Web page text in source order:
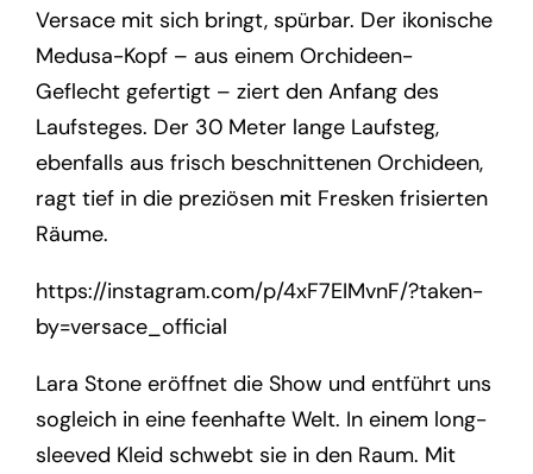
Versace mit sich bringt, spürbar. Der ikonische
Medusa-Kopf – aus einem Orchideen-
Geflecht gefertigt – ziert den Anfang des
Laufsteges. Der 30 Meter lange Laufsteg,
ebenfalls aus frisch beschnittenen Orchideen,
ragt tief in die preziösen mit Fresken frisierten
Räume.
https://instagram.com/p/4xF7EIMvnF/?taken-
by=versace_official
Lara Stone eröffnet die Show und entführt uns
sogleich in eine feenhafte Welt. In einem long-
sleeved Kleid schwebt sie in den Raum. Mit